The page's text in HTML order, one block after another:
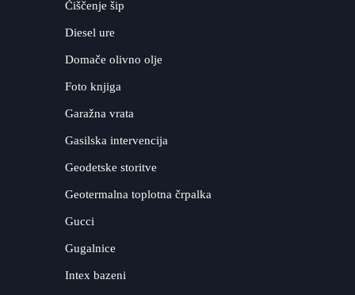
Čiščenje šip
Diesel ure
Domače olivno olje
Foto knjiga
Garažna vrata
Gasilska intervencija
Geodetske storitve
Geotermalna toplotna črpalka
Gucci
Gugalnice
Intex bazeni